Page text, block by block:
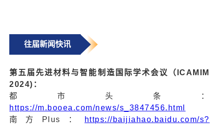
往届新闻快讯
第五届先进材料与智能制造国际学术会议（ICAMIM
2024)：
都市头条：
https://m.booea.com/news/s_3847456.html
南方Plus：
https://baijiahao.baidu.com/s?